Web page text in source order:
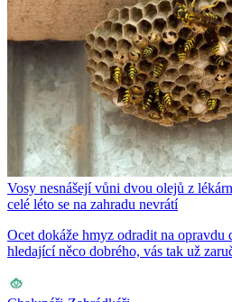
Vosy nesnášejí vůni dvou olejů z
celé léto se na zahradu nevrátí
Ocet dokáže hmyz odradit na opravdu
hledající něco dobrého, vás tak už